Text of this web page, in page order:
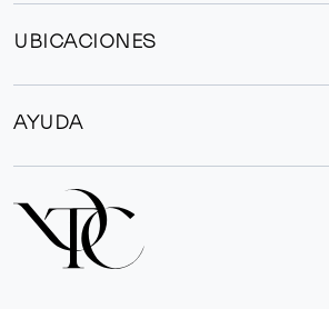
UBICACIONES
AYUDA